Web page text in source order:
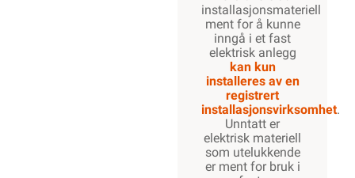
installasjonsmateriell
ment for å kunne
inngå i et fast
elektrisk anlegg
kan kun
installeres av en
registrert
installasjonsvirksomhet.
Unntatt er
elektrisk materiell
som utelukkende
er ment for bruk i